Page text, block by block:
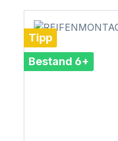
Tipp
Bestand 6+